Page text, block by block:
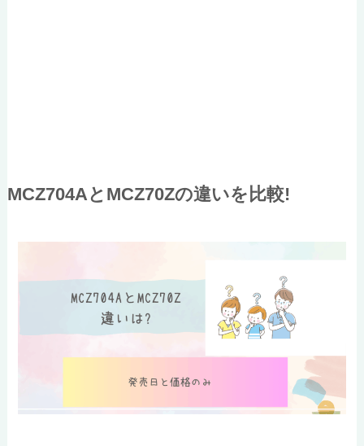
MCZ704Aと MCZ70Zの違いを比較!